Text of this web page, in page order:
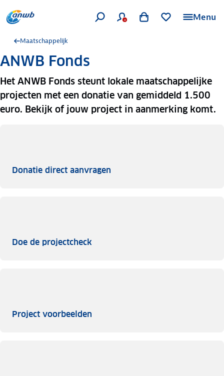
Menu
Maatschappelijk
ANWB Fonds
Het ANWB Fonds steunt lokale maatschappelijke
projecten met een donatie van gemiddeld 1.500
euro. Bekijk of jouw project in aanmerking komt.
Donatie direct aanvragen
Doe de projectcheck
Project voorbeelden